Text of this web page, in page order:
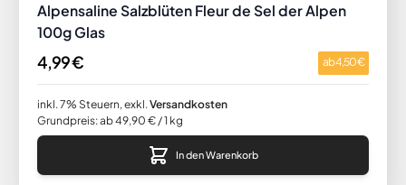
Alpensaline Salzblüten Fleur de Sel der Alpen
100g Glas
4,99 € ab4,50 €
inkl. 7% Steuern, exkl. Versandkosten
Grundpreis: ab 49,90 € / 1 kg
In den Warenkorb